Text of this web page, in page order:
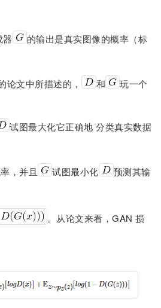
器 的输出是真实图像的概率（标
论文中所描述的， 和 玩一个
试图最大化它正确地 分类真实数据
，并且 试图最小化 预测其输
。从论文来看，GAN 损